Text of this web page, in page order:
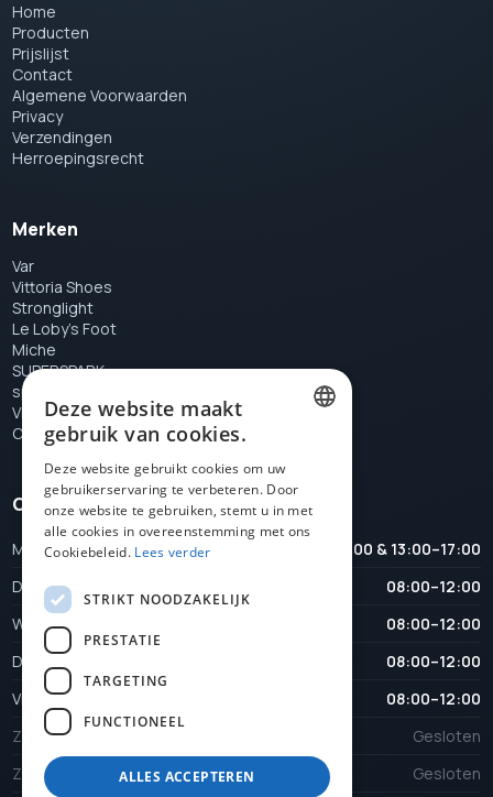
Home
Producten
Prijslijst
Contact
Algemene Voorwaarden
Privacy
Verzendingen
Herroepingsrecht
Merken
Var
Vittoria Shoes
Stronglight
Le Loby's Foot
Miche
SUPERSPARK
special tools
VELOX
Campagnolo
Openingstijden
Maandag
08:00–12:00 & 13:00–17:00
Dinsdag
08:00–12:00
Woensdag
08:00–12:00
Donderdag
08:00–12:00
Vrijdag
08:00–12:00
Zaterdag
Gesloten
Zondag
Gesloten
FRENCH
ENGLISH
Deze website maakt
gebruik van cookies.
Deze website gebruikt cookies om uw
gebruikerservaring te verbeteren. Door
onze website te gebruiken, stemt u in met
alle cookies in overeenstemming met ons
Cookiebeleid. Lees verder
STRIKT NOODZAKELIJK
PRESTATIE
TARGETING
FUNCTIONEEL
ALLES ACCEPTEREN